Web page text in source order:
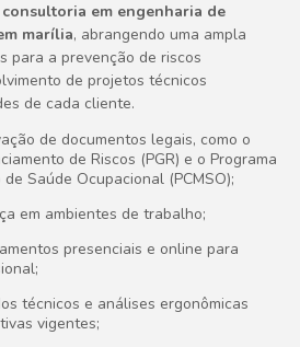
consultoria em engenharia de
marília, abrangendo uma ampla
para a prevenção de riscos
de projetos técnicos
de cada cliente.
de Riscos (PGR) e o Programa
Saúde Ocupacional (PCMSO);
em ambientes de trabalho;
vigentes;